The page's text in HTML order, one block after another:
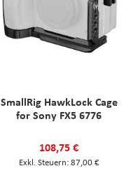
SmallRig HawkLock Cage
for Sony FX5 6776
108,75 €
87,00 €